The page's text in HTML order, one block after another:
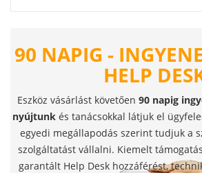
90 NAPIG -
HELP
Eszköz vásárlást követően 90 napig
nyújtunkés tanácsokkal látjuk el
egyedi megállapodás szerint tudjuk a
szolgáltatást vállalni. Kiemelt
garantált Help Desk hozzáférést,